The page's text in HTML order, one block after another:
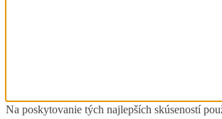
Na poskytovanie tých najlepších skúseností